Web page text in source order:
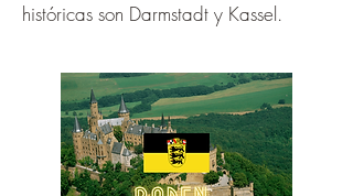
históricas son Darmstadt y Kassel.